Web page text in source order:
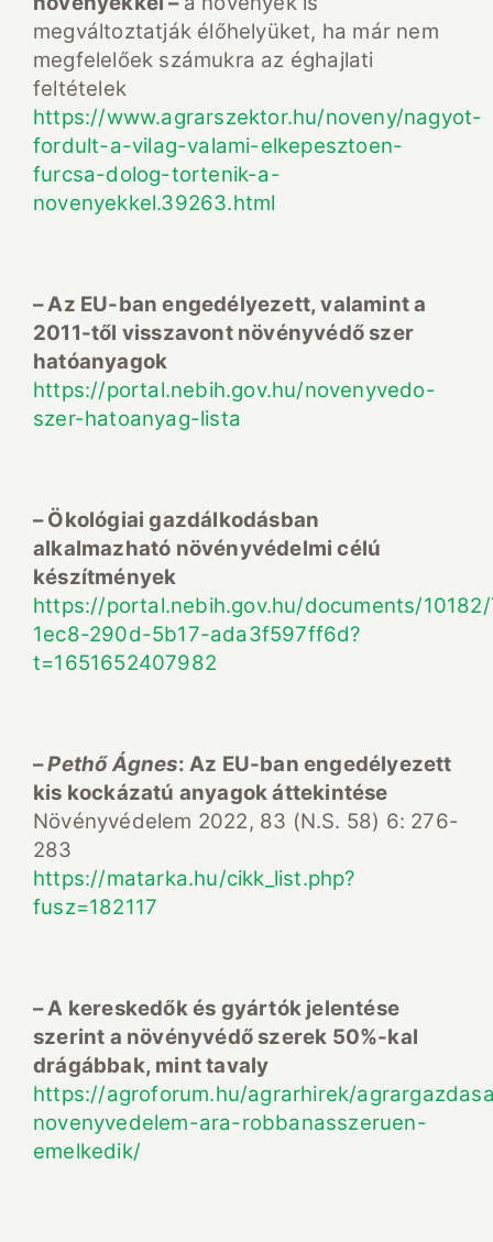
megváltoztatják élőhelyüket, ha már nem
megfelelőek számukra az éghajlati
feltételek
https://www.agrarszektor.hu/noveny/nagyot-
fordult-a-vilag-valami-elkepesztoen-
furcsa-dolog-tortenik-a-
novenyekkel.39263.html
– Az EU-ban engedélyezett, valamint a
2011-től visszavont növényvédő szer
hatóanyagok
https://portal.nebih.gov.hu/novenyvedo-
szer-hatoanyag-lista
– Ökológiai gazdálkodásban
alkalmazható növényvédelmi célú
készítmények
https://portal.nebih.gov.hu/documents/
1ec8-290d-5b17-ada3f597ff6d?
t=1651652407982
–Pethő Ágnes: Az EU-ban engedélyezett
kis kockázatú anyagok áttekintése
Növényvédelem 2022, 83 (N.S. 58) 6: 276-
283
https://matarka.hu/cikk_list.php?
fusz=182117
– A kereskedők és gyártók jelentése
szerint a növényvédő szerek 50%-kal
drágábbak, mint tavaly
https://agroforum.hu/agrarhirek/
novenyvedelem-ara-robbanasszeruen-
emelkedik/